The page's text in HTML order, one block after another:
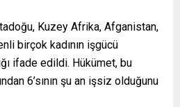
Kuzey Afrika, Afganistan,
birçok kadının işgücü
ifade edildi. Hükümet, bu
6’sının şu an işsiz olduğunu